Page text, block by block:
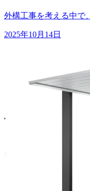
外構工事を考える中で
2025年10月14日